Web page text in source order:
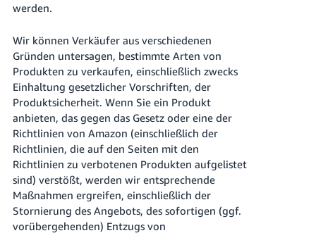
werden.
Wir können Verkäufer aus verschiedenen
Gründen untersagen, bestimmte Arten von
Produkten zu verkaufen, einschließlich zwecks
Einhaltung gesetzlicher Vorschriften, der
Produktsicherheit. Wenn Sie ein Produkt
anbieten, das gegen das Gesetz oder eine der
Richtlinien von Amazon (einschließlich der
Richtlinien, die auf den Seiten mit den
Richtlinien zu verbotenen Produkten aufgelistet
sind) verstößt, werden wir entsprechende
Maßnahmen ergreifen, einschließlich der
Stornierung des Angebots, des sofortigen (ggf.
vorübergehenden) Entzugs von